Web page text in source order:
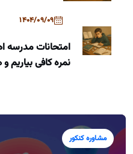
1404/09/09
امتحانات مدرسه
نمره کافی بیاریم
مشاوره کنکور